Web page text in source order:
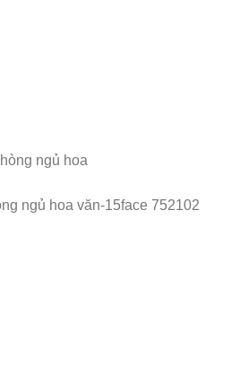
ngủ hoa văn-15face 752102